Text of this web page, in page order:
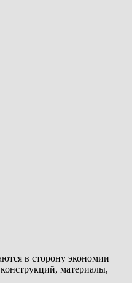
в сторону экономии
материалы,